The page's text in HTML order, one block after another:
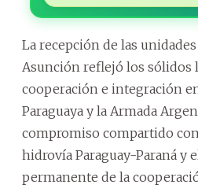
La recepción de las
Asunción reflejó los sólidos
cooperación e integración
Paraguaya y la Armada
compromiso compartido
hidrovía Paraguay-Paraná y
permanente de la